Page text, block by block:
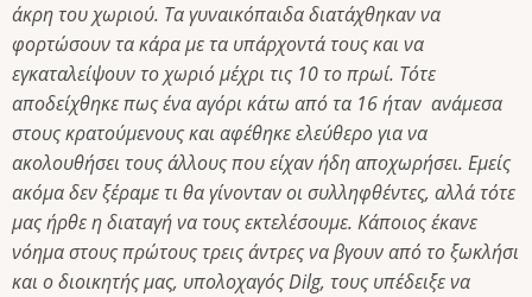
άκρη του χωριού. Τα γυναικόπαιδα διατάχθηκαν να
φορτώσουν τα κάρα με τα υπάρχοντά τους και να
εγκαταλείψουν το χωριό μέχρι τις 10 το πρωί. Τότε
αποδείχθηκε πως ένα αγόρι κάτω από τα 16 ήταν ανάμεσα
στους κρατούμενους και αφέθηκε ελεύθερο για να
ακολουθήσει τους άλλους που είχαν ήδη αποχωρήσει. Εμείς
ακόμα δεν ξέραμε τι θα γίνονταν οι συλληφθέντες, αλλά τότε
μας ήρθε η διαταγή να τους εκτελέσουμε. Κάποιος έκανε
νόημα στους πρώτους τρεις άντρες να βγουν από το ξωκλήσι
και ο διοικητής μας, υπολοχαγός Dilg, τους υπέδειξε να